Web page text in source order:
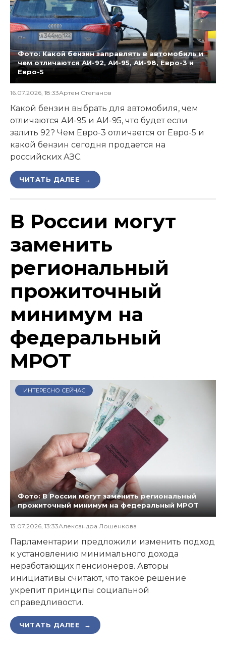
Фото: Какой бензин заправлять в автомобиль и
чем отличаются АИ-92, АИ-95, АИ-98, Евро-3 и
Евро-5
16.07.2026, 18:33Артем Степанов
Какой бензин выбрать для автомобиля, чем
отличаются АИ-95 и АИ-95, что будет если
залить 92? Чем Евро-3 отличается от Евро-5 и
какой бензин сегодня продается на
российских АЗС.
ЧИТАТЬ ДАЛЕЕ →
В России могут
заменить
региональный
прожиточный
минимум на
федеральный
МРОТ
ИНТЕРЕСНО СЕЙЧАС
Фото: В России могут заменить региональный
прожиточный минимум на федеральный МРОТ
13.07.2026, 13:33Александра Лошенкова
Парламентарии предложили изменить подход
к установлению минимального дохода
неработающих пенсионеров. Авторы
инициативы считают, что такое решение
укрепит принципы социальной
справедливости.
ЧИТАТЬ ДАЛЕЕ →